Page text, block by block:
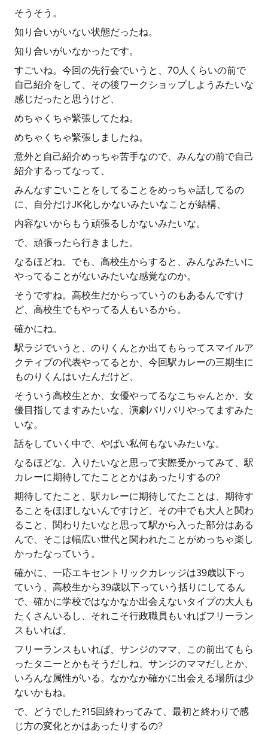
そうそう。
知り合いがいない状態だったね。
知り合いがいなかったです。
すごいね。今回の先行会でいうと、70人くらいの前で
自己紹介をして、その後ワークショップしようみたいな
感じだったと思うけど、
めちゃくちゃ緊張してたね。
めちゃくちゃ緊張しましたね。
意外と自己紹介めっちゃ苦手なので、みんなの前で自己
紹介するってなって、
みんなすごいことをしてることをめっちゃ話してるの
に、自分だけJK化しかないみたいなことが結構、
内容ないからもう頑張るしかないみたいな。
で、頑張ったら行きました。
なるほどね。でも、高校生からすると、みんなみたいに
やってることがないみたいな感覚なのか。
そうですね。高校生だからっていうのもあるんですけ
ど、高校生でもやってる人もいるから。
確かにね。
駅ラジでいうと、のりくんとか出てもらってスマイルア
クティブの代表やってるとか、今回駅カレーの三期生に
ものりくんはいたんだけど、
そういう高校生とか、女優やってるなこちゃんとか、女
優目指してますみたいな、演劇バリバリやってますみた
いな。
話をしていく中で、やばい私何もないみたいな。
なるほどな。入りたいなと思って実際受かってみて、駅
カレーに期待してたこととかはあったりするの?
期待してたこと、駅カレーに期待してたことは、期待す
ることをほぼしないんですけど、その中でも大人と関わ
ること、関わりたいなと思って駅から入った部分はある
んで、そこは幅広い世代と関われたことがめっちゃ楽し
かったなっていう。
確かに、一応エキセントリックカレッジは39歳以下っ
ていう、高校生から39歳以下っていう括りにしてるん
で、確かに学校ではなかなか出会えないタイプの大人も
たくさんいるし、それこそ行政職員もいればフリーラン
スもいれば、
フリーランスもいれば、サンジのママ、この前出てもら
ったタニーとかもそうだしね、サンジのママだしとか、
いろんな属性がいる。なかなか確かに出会える場所は少
ないかもね。
で、どうでした?15回終わってみて、最初と終わりで感
じ方の変化とかはあったりするの?